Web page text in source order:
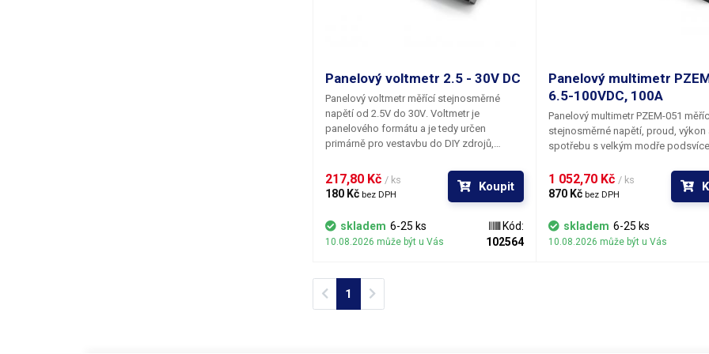
vestavbu jsou 44,85 - 25,6 - 21,3mm (š,v,h).
je dodáván s potřebnou kabeláží
konektorů).
Panelový voltmetr 2.5 - 30V DC
Panelový voltmetr měřící stejnosměrné
napětí od 2.5V do 30V. Voltmetr je
panelového formátu a je tedy určen
primárně pro vestavbu do DIY zdrojů,
tam, kde je potřeba kontrolovat hodnotu
DC napětí. Voltmetr má standartní panelový
rozměr - 45x27mm a celkovou hloubku
22mm. Displej je třímístný a je tvořen
červenými LED segmenty. Voltmetr měří s
přesností na jedno desetinné místo - 0,1V.
217,80 Kč / ks
180 Kč bez DPH
Koupit
skladem 6-25 ks
10.08.2026 může být u Vás
Kód:
102564
Panelový multimetr
6.5-100VDC, 100A
Panelový multimetr ​PZEM-051
stejnosměrnénapětí, proud, výkon
spotřebu s velkým modře
Měřící přístroj je určen pro vestavbu
panelu do otvoru o velikosti 84.6 x
Součástí měřáku PZEM-051 je i
bočník, který se zapojuje do série
a zdrojem. Tlačítkem na předním
vypnout modré podsvícení a
1 052,70 Kč / ks
870 Kč bez DPH
skladem 6-25 ks
10.08.2026 může být u Vás
Previous
1 Next